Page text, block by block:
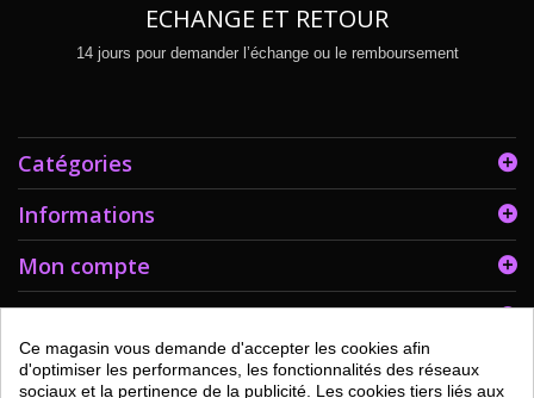
ECHANGE ET RETOUR
14 jours pour demander l’échange ou le remboursement
Catégories
Informations
Mon compte
Informations sur votre boutique
Ce magasin vous demande d'accepter les cookies afin
d'optimiser les performances, les fonctionnalités des réseaux
sociaux et la pertinence de la publicité. Les cookies tiers liés aux